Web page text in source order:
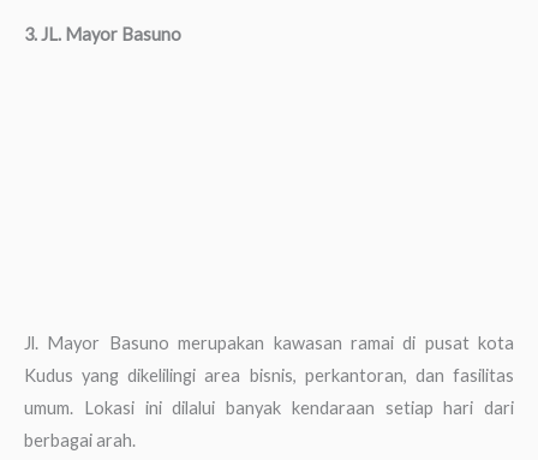
3. JL. Mayor Basuno
Jl. Mayor Basuno merupakan kawasan ramai di pusat kota
Kudus yang dikelilingi area bisnis, perkantoran, dan fasilitas
umum. Lokasi ini dilalui banyak kendaraan setiap hari dari
berbagai arah.